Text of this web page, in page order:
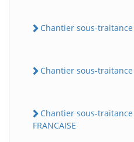
Chantier sous-traitance
Chantier sous-traitance
Chantier sous-traitance
FRANCAISE